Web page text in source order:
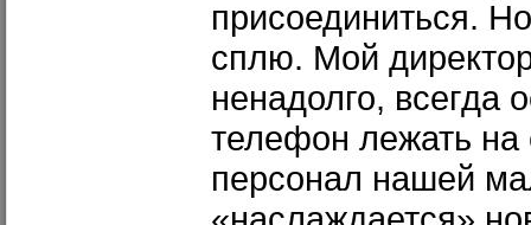
присоединиться.
сплю. Мой
ненадолго, всегда
телефон лежать на
персонал нашей